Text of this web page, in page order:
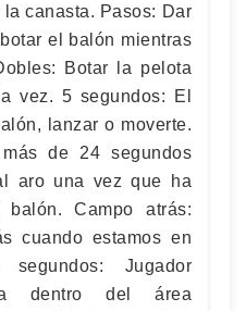
canasta. Pasos: Dar
el balón mientras
Botar la pelota
vez. 5 segundos: El
lanzar o moverte.
de 24 segundos
aro una vez que ha
Campo atrás:
cuando estamos en
Jugador
dentro del área